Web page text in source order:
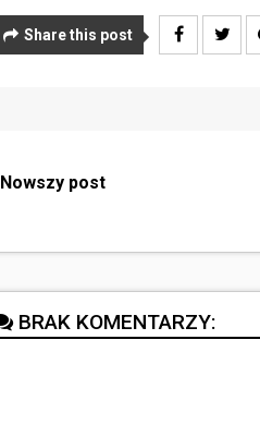
Share this post
Nowszy post
BRAK KOMENTARZY: